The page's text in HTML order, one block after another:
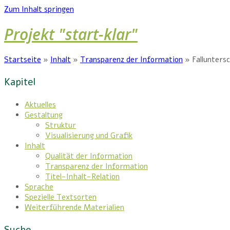
Zum Inhalt springen
Projekt "start-klar"
Startseite » Inhalt » Transparenz der Information »
Kapitel
Aktuelles
Gestaltung
Struktur
Visualisierung und Grafik
Inhalt
Qualität der Information
Transparenz der Information
Titel-Inhalt-Relation
Sprache
Spezielle Textsorten
Weiterführende Materialien